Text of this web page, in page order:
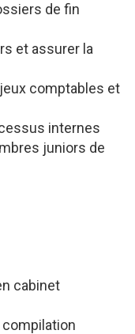
de fin
et assurer la
comptables et
internes
juniors de
cabinet